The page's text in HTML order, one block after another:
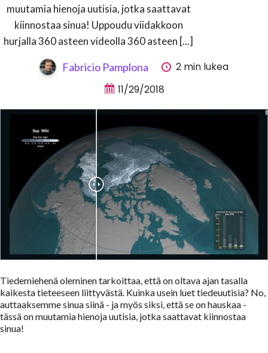
muutamia hienoja uutisia, jotka saattavat
kiinnostaa sinua! Uppoudu viidakkoon
hurjalla 360 asteen videolla 360 asteen [...]
Fabricio Pamplona
2 min lukea
11/29/2018
Tiedemiehenä oleminen tarkoittaa, että on oltava ajan tasalla
kaikesta tieteeseen liittyvästä. Kuinka usein luet tiedeuutisia? No,
auttaaksemme sinua siinä - ja myös siksi, että se on hauskaa -
tässä on muutamia hienoja uutisia, jotka saattavat kiinnostaa
sinua!